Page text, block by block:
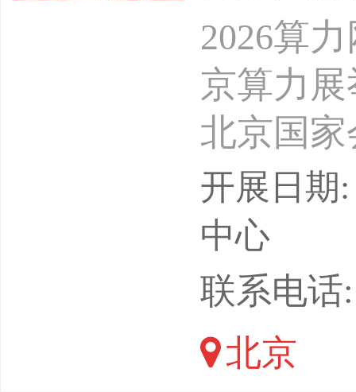
2026算
京算力展
北京国
与人工
数字经
成为培
开局起
开展日期
中心
联系电话:
北京